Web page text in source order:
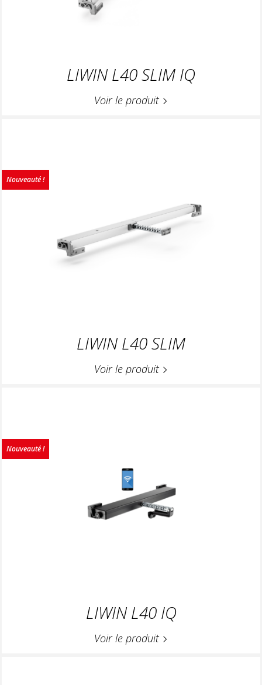
LIWIN L40 SLIM IQ
Voir le produit
Nouveauté !
LIWIN L40 SLIM
Voir le produit
Nouveauté !
LIWIN L40 IQ
Voir le produit